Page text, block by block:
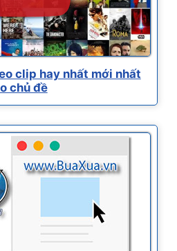
clip hay nhất mới nhất
chủ đề